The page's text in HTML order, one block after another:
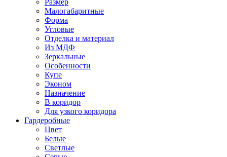
Размер
Малогабаритные
Форма
Угловые
Отделка и материал
Из МДФ
Зеркальные
Особенности
Купе
Эконом
Назначение
В коридор
Для узкого коридора
Гардеробные
Цвет
Белые
Светлые